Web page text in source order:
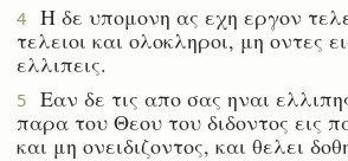
4
Η δε υπομονη ας εχη εργον
τελειοι και ολοκληροι, μη οντες
ελλιπεις.
5
Εαν δε τις απο σας ηναι
παρα του Θεου του διδοντος εις
και μη ονειδιζοντος, και θελει